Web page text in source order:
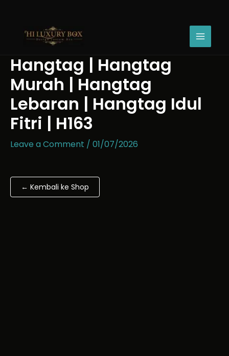
Hangtag | Hangtag
Murah | Hangtag
Lebaran | Hangtag Idul
Fitri | H163
Leave a Comment / 01/07/2026
← Kembali ke Shop
Murah
Hangtag
Lebaran
Hangtag
Idul
Fitri
|
H163